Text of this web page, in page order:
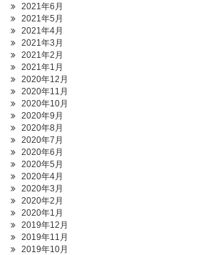
2021年6月
2021年5月
2021年4月
2021年3月
2021年2月
2021年1月
2020年12月
2020年11月
2020年10月
2020年9月
2020年8月
2020年7月
2020年6月
2020年5月
2020年4月
2020年3月
2020年2月
2020年1月
2019年12月
2019年11月
2019年10月